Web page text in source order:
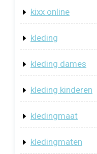
kixx online
kleding
kleding dames
kleding kinderen
kledingmaat
kledingmaten